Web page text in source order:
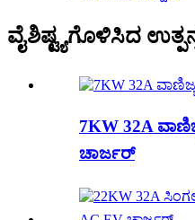
ವೈಶಿಷ್ಟ್ಯಗೊಳಿಸಿದ
7KW 32A
ಚಾರ್ಜರ್